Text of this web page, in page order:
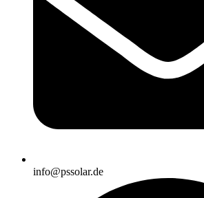
info@pssolar.de